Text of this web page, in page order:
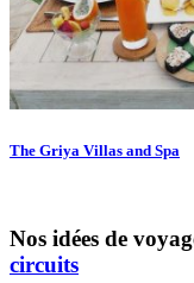
The Griya Villas and Spa
Nos idées de
circuits